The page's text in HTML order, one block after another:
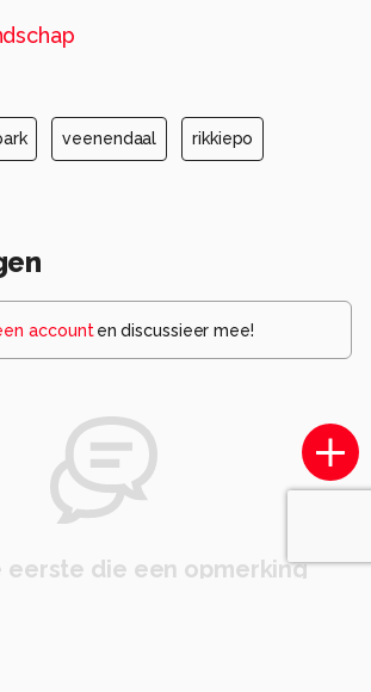
veenendaal rikkiepo
account en discussieer mee!
eerste die een opmerking